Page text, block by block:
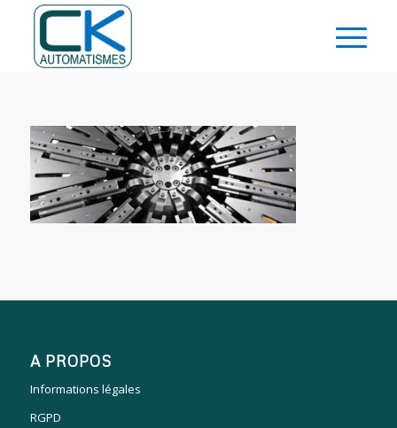
A PROPOS
Informations légales
RGPD